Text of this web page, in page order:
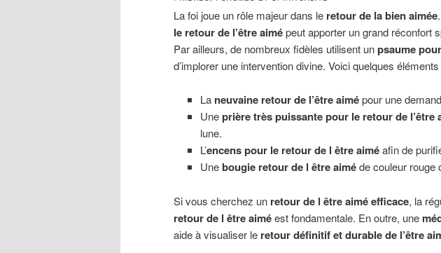
La foi joue un rôle majeur dans le retour de la bien aimée
le retour de l’être aimépeut apporter un grand réconfort
Par ailleurs, de nombreux fidèles utilisent unpsaume
d’implorer une intervention divine. Voici quelques
La neuvaine retour de l’être aimépour une
Uneprière très puissante pour le retour de l’être
lune.
L’encens pour le retour de l être aiméafin de
Unebougie retour de l être aiméde couleur rouge
Si vous cherchez un retour de l être aimé efficace, la
retour de l être aiméest fondamentale. En outre, une
aide à visualiser le retour définitif et durable de l’être